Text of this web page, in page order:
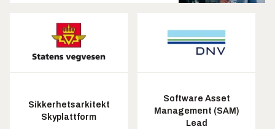
Sikkerhetsarkitekt
Skyplattform
Software Asset
Management (SAM)
Lead